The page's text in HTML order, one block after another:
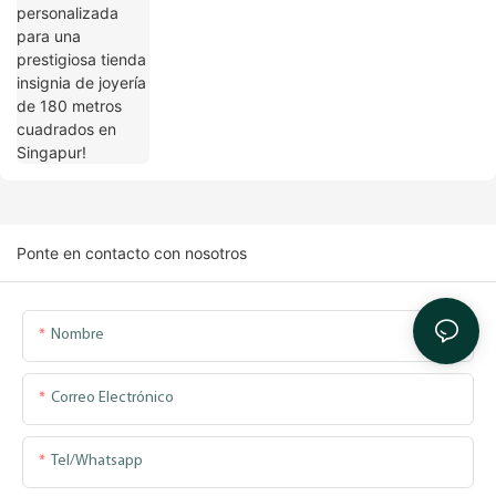
Ponte en contacto con nosotros
Nombre
Correo Electrónico
Tel/whatsapp